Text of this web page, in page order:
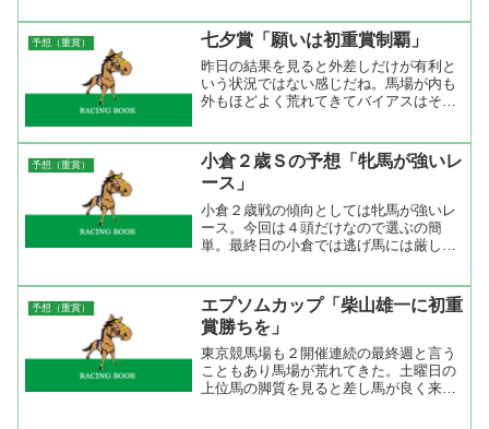
ーヴルが１人気に推されたが負けてしま
った。社台としてはどちら...
予想（重賞） 七夕賞「願いは初重賞制覇」
昨日の結果を見ると外差しだけが有利と
いう状況ではない感じだね。馬場が内も
外もほどよく荒れてきてバイアスはそれ
である程度流れが速くなると思う。トー
センダンディ、カナハラド...
予想（重賞）
小倉２歳Ｓの予想「牝馬が強いレ
ース」
小倉２歳戦の傾向としては牝馬が強いレ
ース。今回は４頭だけなので選ぶの簡
単。最終日の小倉では逃げ馬には厳し
ッタリ。前走オープン競走で２着になっ
ているように能力は実証済み。...
予想（重賞）
エプソムカップ「柴山雄一に初重
賞勝ちを」
東京競馬場も２開催連続の最終週と言う
こともあり馬場が荒れてきた。土曜日の
上位馬の脚質を見ると差し馬が良く来て